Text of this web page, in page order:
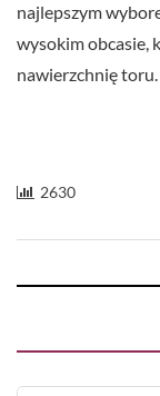
najlepszym
wysokim obcasie,
nawierzchnię toru.
2630